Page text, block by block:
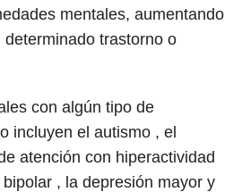
mentales, aumentando
trastorno o
con algún tipo de
incluyen el autismo , el
atención con hiperactividad
, la depresión mayor y